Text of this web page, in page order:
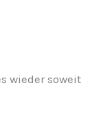
wieder soweit